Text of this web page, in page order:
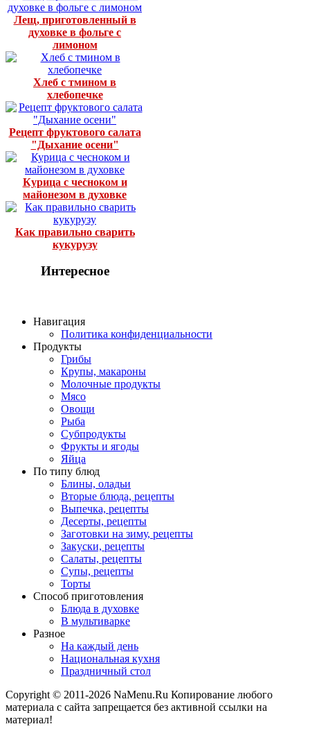
Лещ, приготовленный в
духовке в фольге с
лимоном
Хлеб с тмином в
хлебопечке
Рецепт фруктового салата
"Дыхание осени"
Курица с чесноком и
майонезом в духовке
Как правильно сварить
кукурузу
Интересное
Навигация
Политика конфиденциальности
Продукты
Грибы
Крупы, макароны
Молочные продукты
Мясо
Овощи
Рыба
Субпродукты
Фрукты и ягоды
Яйца
По типу блюд
Блины, оладьи
Вторые блюда, рецепты
Выпечка, рецепты
Десерты, рецепты
Заготовки на зиму, рецепты
Закуски, рецепты
Салаты, рецепты
Супы, рецепты
Торты
Способ приготовления
Блюда в духовке
В мультиварке
Разное
На каждый день
Национальная кухня
Праздничный стол
Copyright © 2011-2026 NaMenu.Ru Копирование любого
материала с сайта запрещается без активной ссылки на
материал!